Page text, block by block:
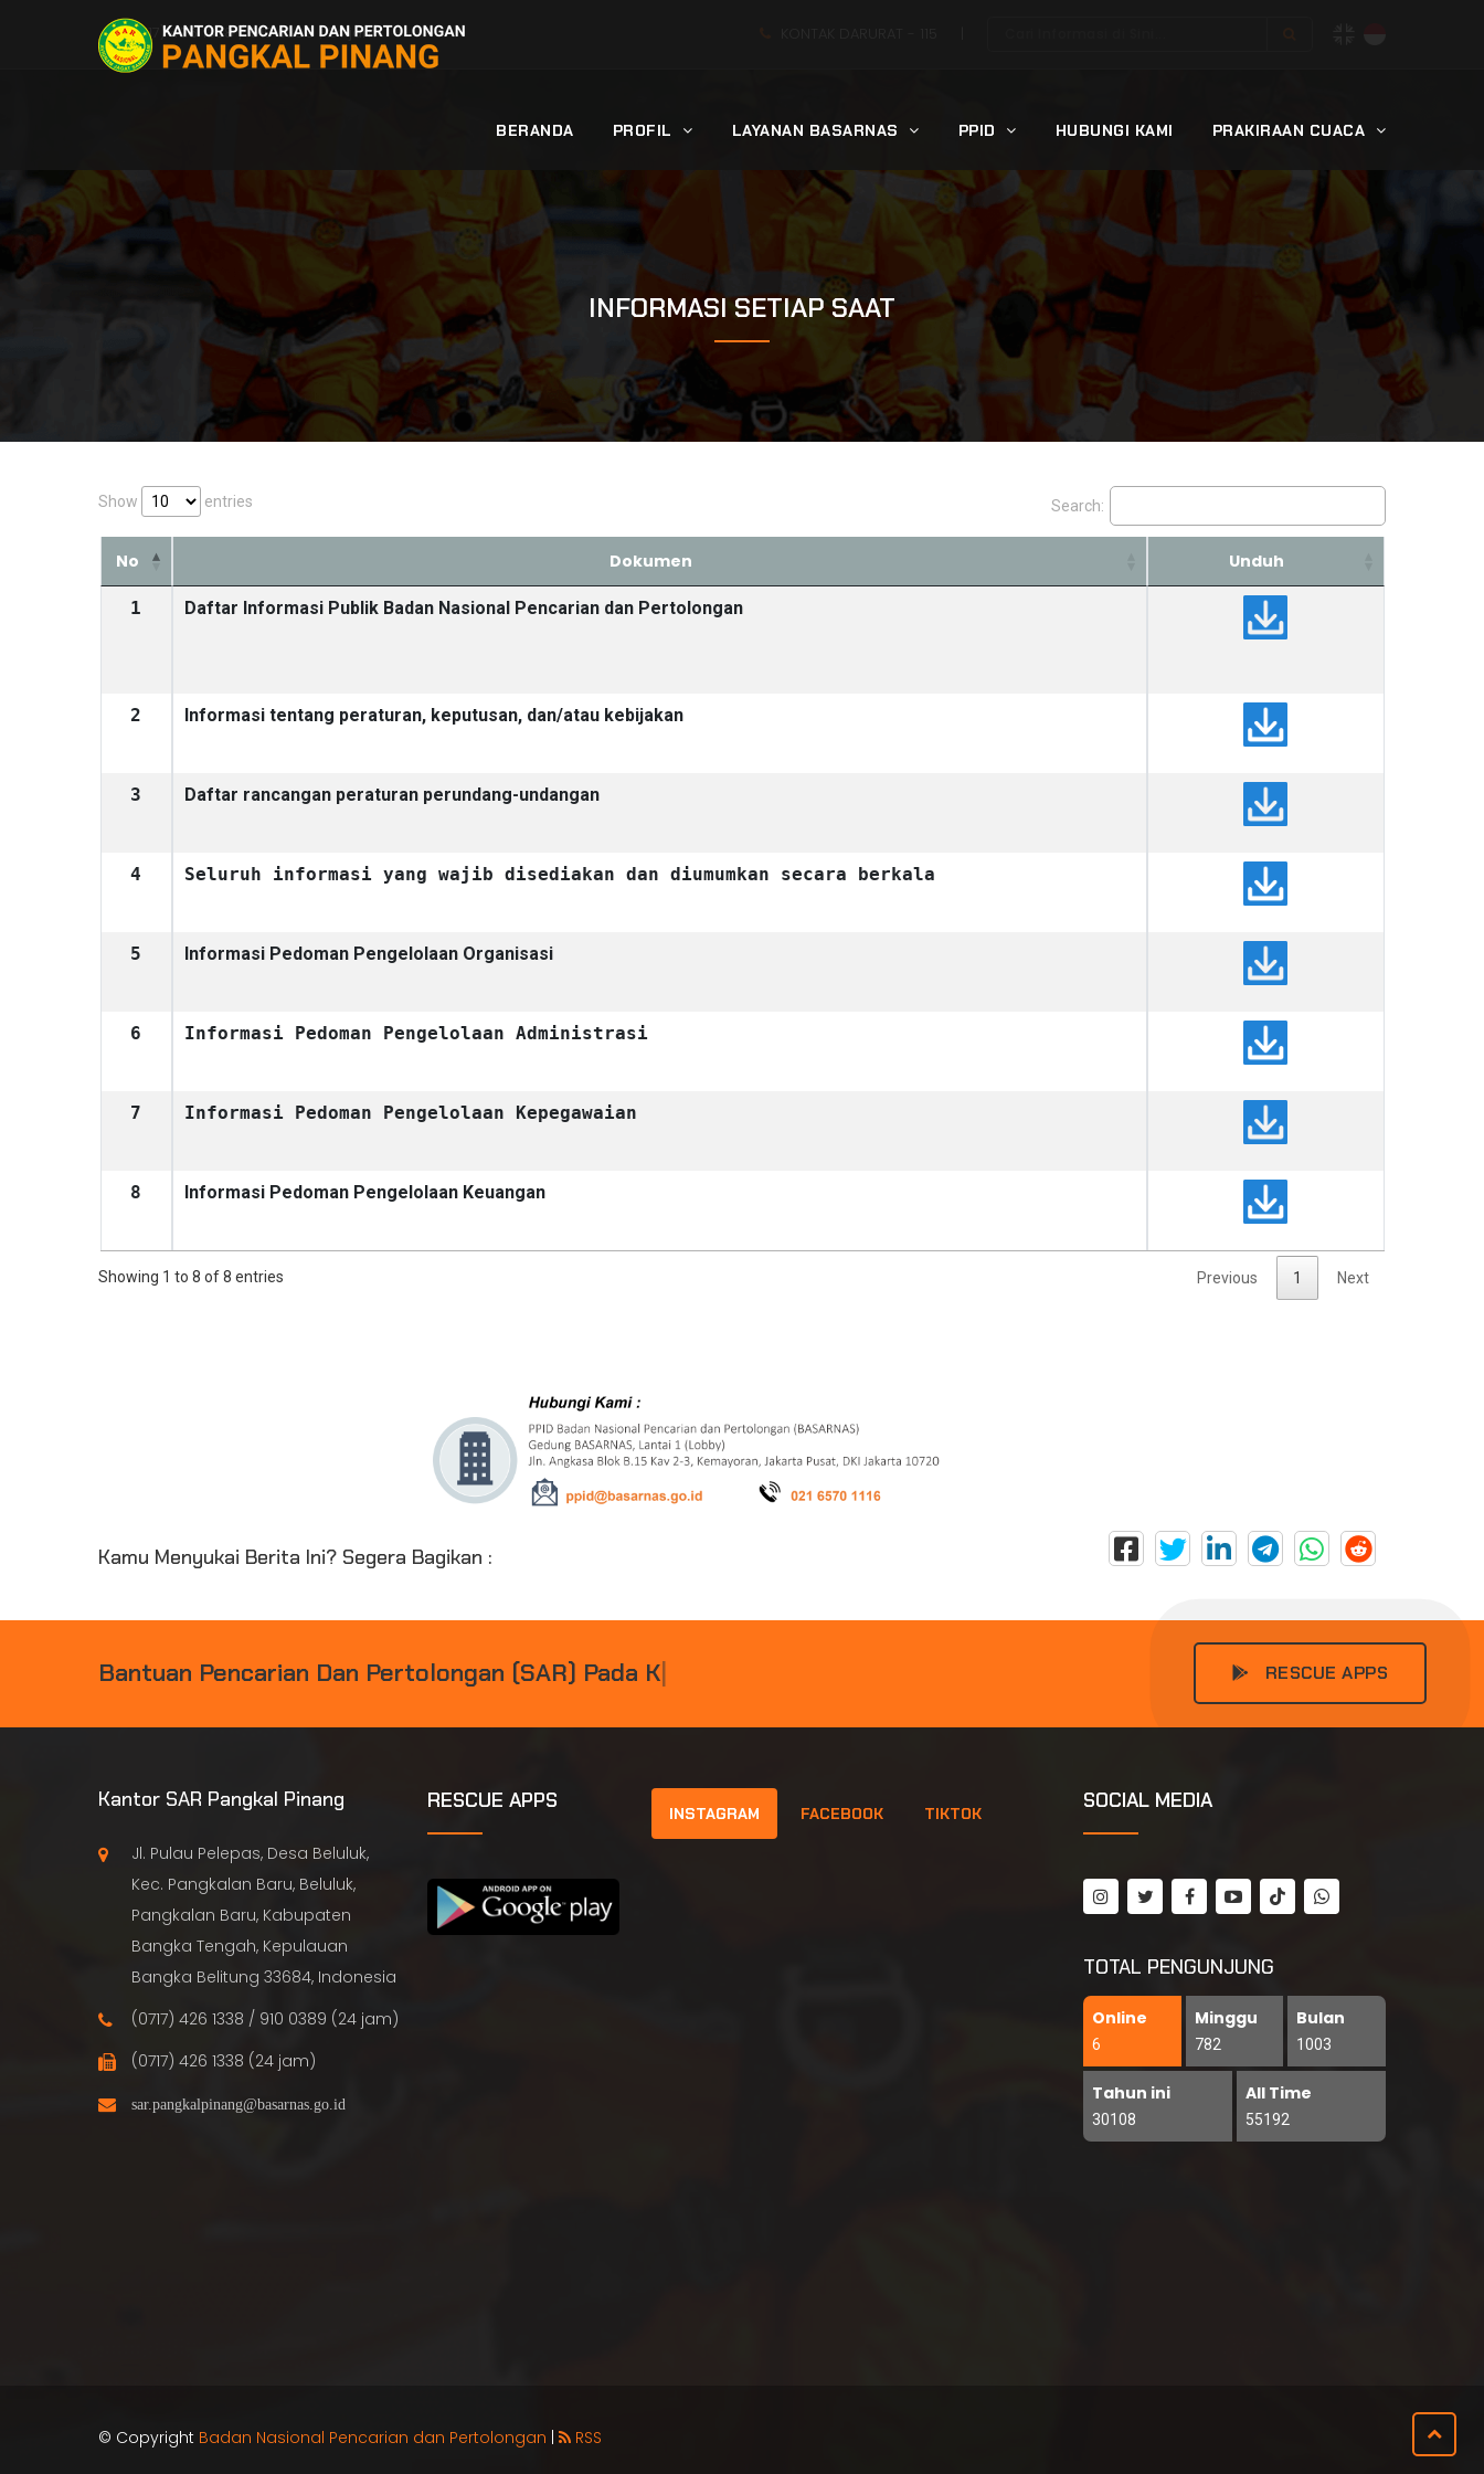
(0717) 426 1338 / 910 0389 | 24 jam
BERANDA PROFIL LAYANAN BASARNAS PPID HUBUNGI KAMI PRAKIRAAN CUACA
INFORMASI SETIAP SAAT
Show entries Search:
No Dokumen Unduh
1 Daftar Informasi Publik Badan Nasional Pencarian dan Pertolongan
2 Informasi tentang peraturan, keputusan, dan/atau kebijakan
3 Daftar rancangan peraturan perundang-undangan
4 Seluruh informasi yang wajib disediakan dan diumumkan secara berkala
5 Informasi Pedoman Pengelolaan Organisasi
6 Informasi Pedoman Pengelolaan Administrasi
7 Informasi Pedoman Pengelolaan Kepegawaian
8 Informasi Pedoman Pengelolaan Keuangan
Showing 1 to 8 of 8 entries Previous 1 Next
Kamu Menyukai Berita Ini? Segera Bagikan :
BANTUAN PENCARIAN DAN PERTOLONGAN (SAR) PADA K RESCUE APPS
Kantor SAR Pangkal Pinang
Jl. Pulau Pelepas, Desa Beluluk,
Kec. Pangkalan Baru, Beluluk,
Pangkalan Baru, Kabupaten
Bangka Tengah, Kepulauan
Bangka Belitung 33684, Indonesia
(0717) 426 1338 / 910 0389 (24 jam)
(0717) 426 1338 (24 jam)
RESCUE APPS INSTAGRAM FACEBOOK TIKTOK SOCIAL MEDIA
TOTAL PENGUNJUNG
Online
6
Minggu
782
Bulan
1003
Tahun ini
30108
All Time
55192
© Copyright Badan Nasional Pencarian dan Pertolongan | RSS